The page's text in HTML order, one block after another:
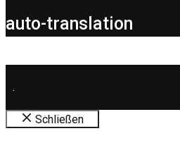
auto-translation
.
Schließen